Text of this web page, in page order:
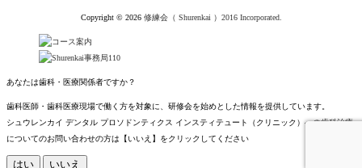
Copyright © 2026 修練会（ Shurenkai ）2016 Incorporated.
あなたは歯科・医療関係者ですか？
歯科医師・歯科医療現場で働く方を対象に、研修会を始めとした情報を提供しています。
シュウレンカイ デンタル プロソドンティクス インスティテュート（クリニック）への歯科治療
についてのお問い合わせの方は【いいえ】をクリックしてください
はい いいえ